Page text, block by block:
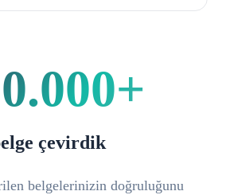
çevirdik
belgelerinizin doğruluğunu